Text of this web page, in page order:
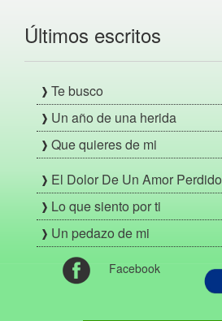
Últimos escritos
Te busco
Un año de una herida
Que quieres de mi
El Dolor De Un Amor Perdido
Lo que siento por ti
Un pedazo de mi
Facebook